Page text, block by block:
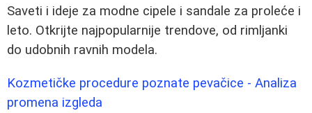
Saveti i ideje za modne cipele i sandale za proleće i
leto. Otkrijte najpopularnije trendove, od rimljanki
do udobnih ravnih modela.
Kozmetičke procedure poznate pevačice - Analiza
promena izgleda